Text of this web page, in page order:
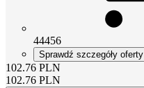
44456
Sprawdź szczegóły oferty
102.76 PLN
102.76 PLN